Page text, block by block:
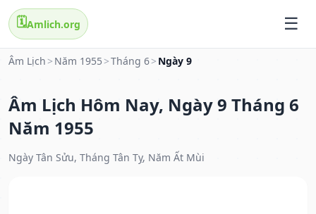
🗓️Amlich.org
Âm Lịch > Năm 1955 >Tháng 6> Ngày 9
Âm Lịch Hôm Nay, Ngày 9 Tháng 6
Năm 1955
Ngày Tân Sửu, Tháng Tân Tỵ, Năm Ất Mùi